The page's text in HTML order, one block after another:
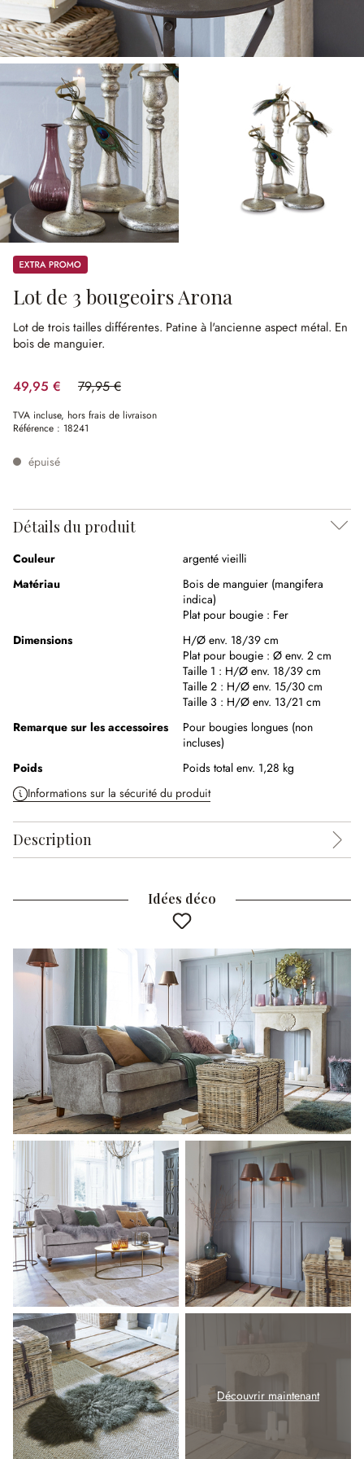
Promos
Lot de 3 bougeoirs Arona
Lot de trois tailles différentes. Patine à l'ancienne aspect métal. En
bois de manguier.
49,95 € 79,95 €
(37.52%spared)
TVA incluse, hors frais de livraison
Référence : 18241
épuisé
Détails du produit
Couleur
argenté vieilli
Matériau
Bois de manguier (mangifera
indica)
Plat pour bougie : Fer
Dimensions
H/Ø env. 18/39 cm
Plat pour bougie : Ø env. 2 cm
Taille 1 : H/Ø env. 18/39 cm
Taille 2 : H/Ø env. 15/30 cm
Taille 3 : H/Ø env. 13/21 cm
Remarque sur les accessoires
Pour bougies longues (non
incluses)
Poids
Poids total env. 1,28 kg
Informations sur la sécurité du produit
Description
Idées déco
Découvrir maintenant